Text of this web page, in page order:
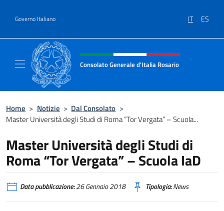
Governo Italiano IT ES
Intestazione sito, social e menù
Consolato Generale d'Italia Rosario
Home > Notizie > Dal Consolato >
Master Università degli Studi di Roma “Tor Vergata” – Scuola...
Master Università degli Studi di
Roma “Tor Vergata” – Scuola IaD
Data pubblicazione:26 Gennaio 2018 Tipologia:News